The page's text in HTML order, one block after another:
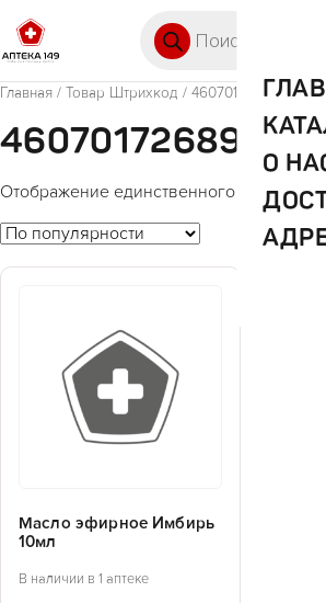
О
Главная / Товар Штрихкод / 4607017268964
4607017268964
Отображение единственного товара
Масло эфирное Имбирь
10мл
В наличии в 1 аптеке